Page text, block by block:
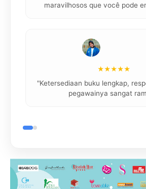
maravilhosos que você pode
★★★★★
"Ketersediaan buku lengkap,
pegawainya sangat